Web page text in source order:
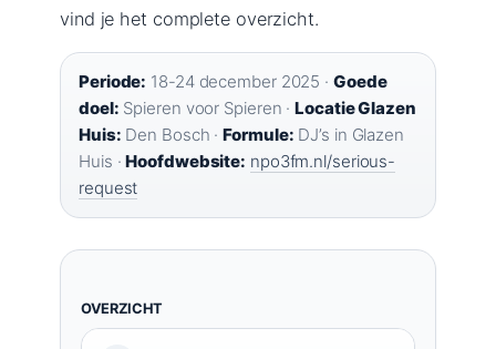
vind je het complete overzicht.
Periode: 18-24 december 2025 · Goede
doel: Spieren voor Spieren ·Locatie Glazen
Huis: Den Bosch ·Formule: DJ’s in Glazen
Huis ·Hoofdwebsite: npo3fm.nl/serious-
request
OVERZICHT